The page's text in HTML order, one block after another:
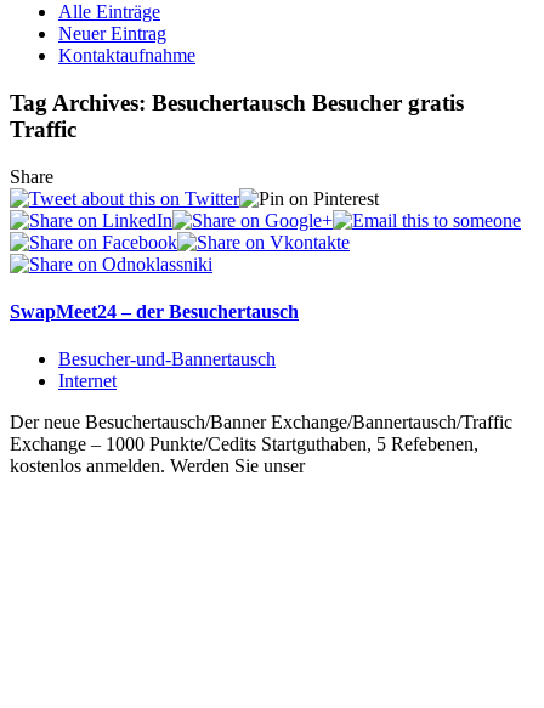
Alle Einträge
Neuer Eintrag
Kontaktaufnahme
Tag Archives: Besuchertausch Besucher gratis
Traffic
Share
SwapMeet24 – der Besuchertausch
Besucher-und-Bannertausch
Internet
Der neue Besuchertausch/Banner Exchange/Bannertausch/Traffic
Exchange – 1000 Punkte/Cedits Startguthaben, 5 Refebenen,
kostenlos anmelden. Werden Sie unser